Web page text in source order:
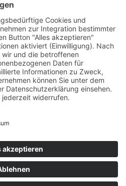
Selektionsrichtlinien
Kontakt
Impressum
Datenschutz